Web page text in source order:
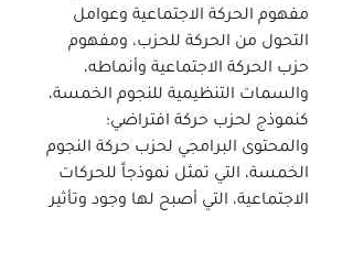
مفهوم الحركة الاجتماعية وعوامل
التحول من الحركة للحزب، ومفهوم
حزب الحركة الاجتماعية وأنماطه،
والسمات التنظيمية للنجوم الخمسة،
كنموذج لحزب حركة افتراضي؛
والمحتوى البرامجي لحزب حركة النجوم
الخمسة، التي تمثل نموذجاً للحركات
الاجتماعية، التي أصبح لها وجود وتأثير